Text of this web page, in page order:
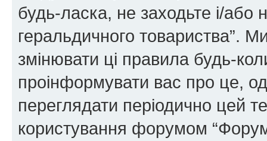
будь-ласка, не заходьте і/або
геральдичного товариства”.
змінювати ці правила будь-
проінформувати вас про це,
переглядати періодично цей
користування форумом